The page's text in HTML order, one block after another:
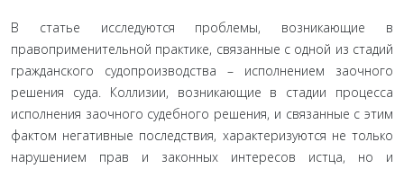
В статье исследуются проблемы, возникающие в
правоприменительной практике, связанные с одной из стадий
гражданского судопроизводства – исполнением заочного
решения суда. Коллизии, возникающие в стадии процесса
исполнения заочного судебного решения, и связанные с этим
фактом негативные последствия, характеризуются не только
нарушением прав и законных интересов истца, но и